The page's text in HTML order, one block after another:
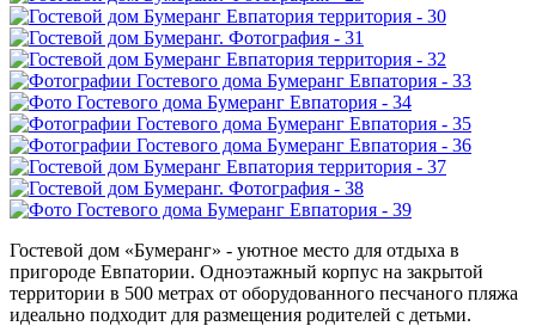
Гостевой дом «Бумеранг» - уютное место для отдыха в
пригороде Евпатории. Одноэтажный корпус на закрытой
территории в 500 метрах от оборудованного песчаного пляжа
идеально подходит для размещения родителей с детьми.